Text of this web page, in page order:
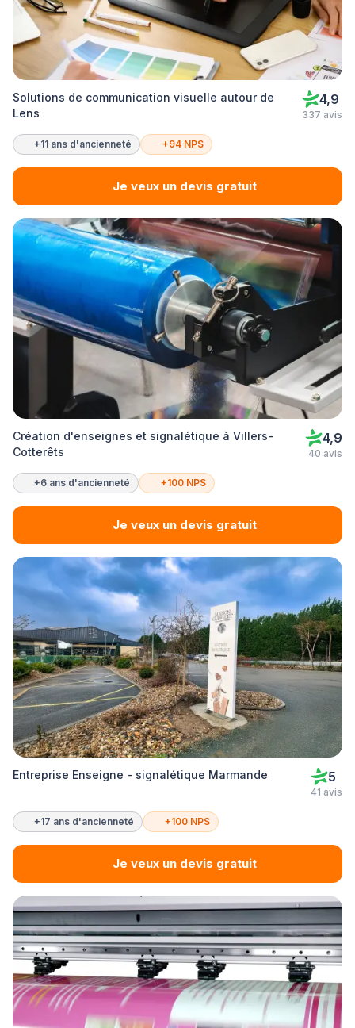
Solutions de communication visuelle autour de
Lens
4,9
337 avis
+11 ans d'ancienneté +94 NPS
Je veux un devis gratuit
Création d'enseignes et signalétique à Villers-
Cotterêts
4,9
40 avis
+6 ans d'ancienneté +100 NPS
Je veux un devis gratuit
Entreprise Enseigne - signalétique Marmande 5
41 avis
+17 ans d'ancienneté +100 NPS
Je veux un devis gratuit